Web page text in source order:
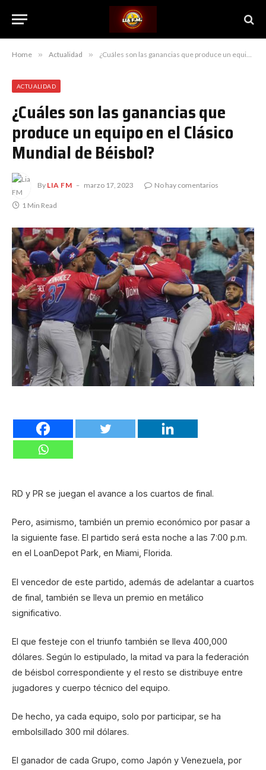
Home » Actualidad » ¿Cuáles son las ganancias que produce un equipo en el Clásico Mundial de Béisbol?
ACTUALIDAD
¿Cuáles son las ganancias que
produce un equipo en el Clásico
Mundial de Béisbol?
By LIA FM marzo 17, 2023 No hay comentarios
1 Min Read
RD y PR se juegan el avance a los cuartos de final.
Pero, asimismo, también un premio económico por pasar a
la siguiente fase. El partido será esta noche a las 7:00 p.m.
en el LoanDepot Park, en Miami, Florida.
El vencedor de este partido, además de adelantar a cuartos
de final, también se lleva un premio en metálico
significativo.
El que festeje con el triunfo también se lleva 400,000
dólares. Según lo estipulado, la mitad va para la federación
de béisbol correspondiente y el resto se distribuye entre
jugadores y cuerpo técnico del equipo.
De hecho, ya cada equipo, solo por participar, se ha
embolsillado 300 mil dólares.
El ganador de cada Grupo, como Japón y Venezuela, por